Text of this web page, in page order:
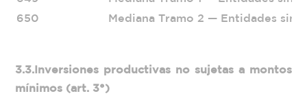
650
Mediana Tramo 2 — Entidades sin
3.3.Inversiones productivas no sujetas a montos
mínimos (art. 3°)